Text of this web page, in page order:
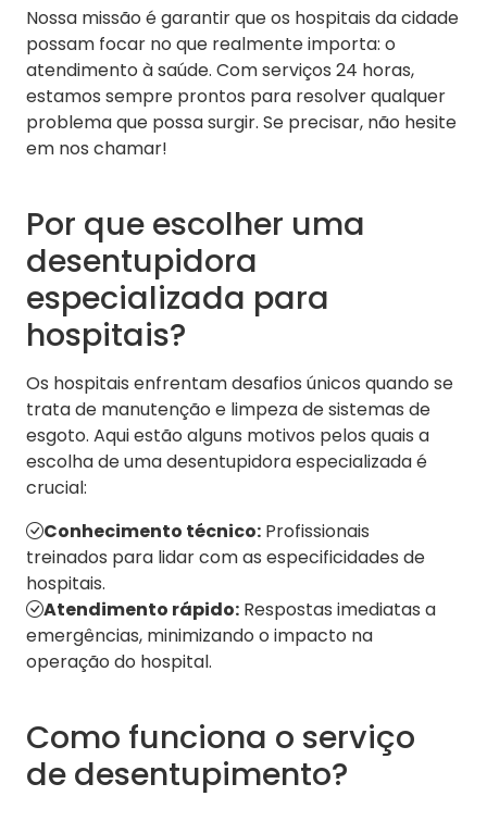
Nossa missão é garantir que os hospitais da cidade
possam focar no que realmente importa: o
atendimento à saúde. Com serviços 24 horas,
estamos sempre prontos para resolver qualquer
problema que possa surgir. Se precisar, não hesite
em nos chamar!
Por que escolher uma
desentupidora
especializada para
hospitais?
Os hospitais enfrentam desafios únicos quando se
trata de manutenção e limpeza de sistemas de
esgoto. Aqui estão alguns motivos pelos quais a
escolha de uma desentupidora especializada é
crucial:
Conhecimento técnico: Profissionais
treinados para lidar com as especificidades de
hospitais.
Atendimento rápido: Respostas imediatas a
emergências, minimizando o impacto na
operação do hospital.
Como funciona o serviço
de desentupimento?